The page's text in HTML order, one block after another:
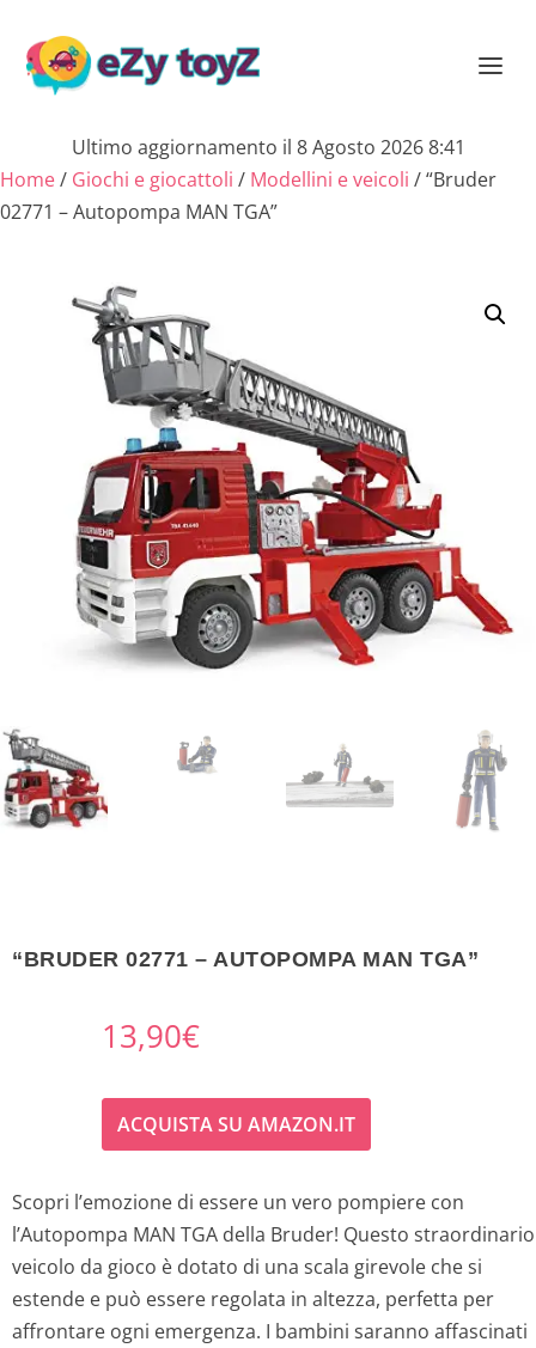
Ultimo aggiornamento il 8 Agosto 2026 8:41
Home/ Giochi e giocattoli / Modellini e veicoli / “Bruder
02771 – Autopompa MAN TGA”
“BRUDER 02771 – AUTOPOMPA MAN TGA”
13,90€
ACQUISTA SU AMAZON.IT
Scopri l’emozione di essere un vero pompiere con
l’Autopompa MAN TGA della Bruder! Questo straordinario
veicolo da gioco è dotato di una scala girevole che si
estende e può essere regolata in altezza, perfetta per
affrontare ogni emergenza. I bambini saranno affascinati